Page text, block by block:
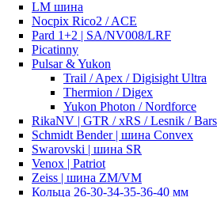
LM шина
Nocpix Rico2 / ACE
Pard 1+2 | SA/NV008/LRF
Picatinny
Pulsar & Yukon
Trail / Apex / Digisight Ultra
Thermion / Digex
Yukon Photon / Nordforce
RikaNV | GTR / xRS / Lesnik /
Schmidt Bender | шина Convex
Swarovski | шина SR
Venox | Patriot
Zeiss | шина ZM/VM
Кольца 26-30-34-35-36-40 мм